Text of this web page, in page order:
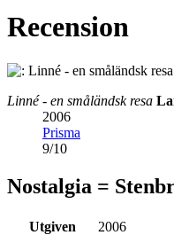
Recension
Linné - en småländsk resa
2006
Prisma
9/10
Nostalgia =
Utgiven
2006